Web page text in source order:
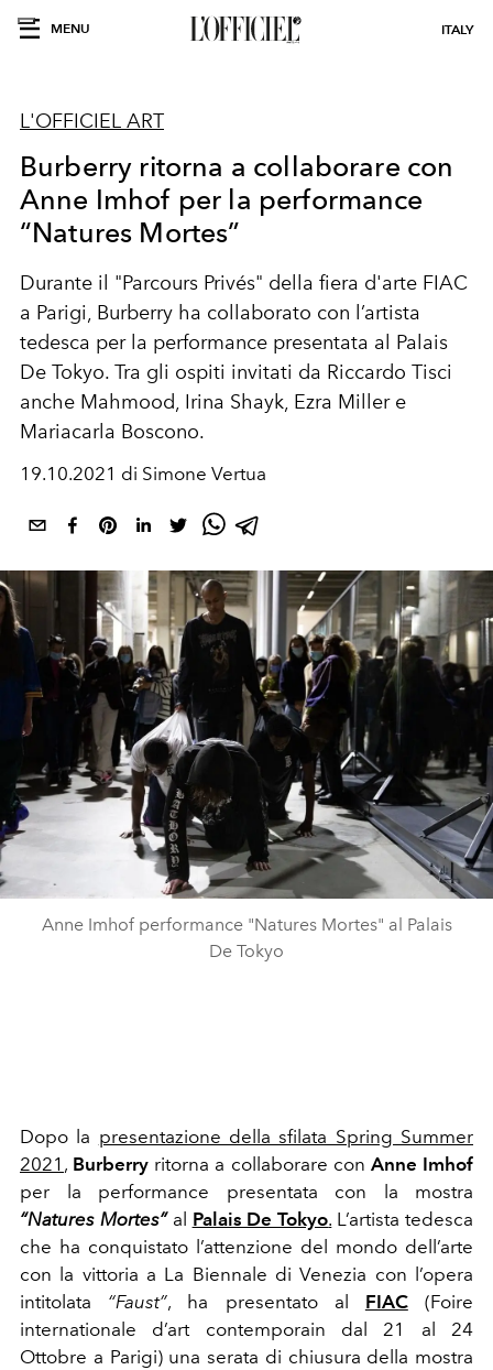
MENU ITALY
L'OFFICIEL ART
Burberry ritorna a collaborare con
Anne Imhof per la performance
“Natures Mortes”
Durante il "Parcours Privés" della fiera d'arte FIAC
a Parigi, Burberry ha collaborato con l’artista
tedesca per la performance presentata al Palais
De Tokyo. Tra gli ospiti invitati da Riccardo Tisci
anche Mahmood, Irina Shayk, Ezra Miller e
Mariacarla Boscono.
19.10.2021 di Simone Vertua
Anne Imhof performance "Natures Mortes" al Palais
De Tokyo
Dopo la presentazione della sfilata Spring Summer
2021 , Burberry ritorna a collaborare con Anne Imhof
per la performance presentata con la mostra
“Natures Mortes” al Palais De Tokyo. L’artista tedesca
che ha conquistato l’attenzione del mondo dell’arte
con la vittoria a La Biennale di Venezia con l’opera
intitolata “Faust”, ha presentato al FIAC(Foire
internationale d’art contemporain dal 21 al 24
Ottobre a Parigi) una serata di chiusura della mostra